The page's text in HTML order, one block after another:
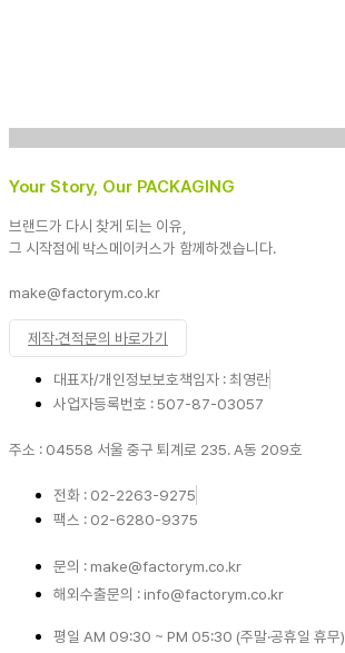
Your Story, Our PACKAGING
브랜드가 다시 찾게 되는 이유,
그 시작점에 박스메이커스가 함께하겠습니다.
make@factorym.co.kr
제작·견적문의 바로가기
대표자/개인정보보호책임자 : 최영란
사업자등록번호 : 507-87-03057
주소 : 04558 서울 중구 퇴계로 235. A동 209호
전화 : 02-2263-9275
팩스 : 02-6280-9375
문의 : make@factorym.co.kr
해외수출문의 : info@factorym.co.kr
평일 AM 09:30 ~ PM 05:30 (주말·공휴일 휴무)